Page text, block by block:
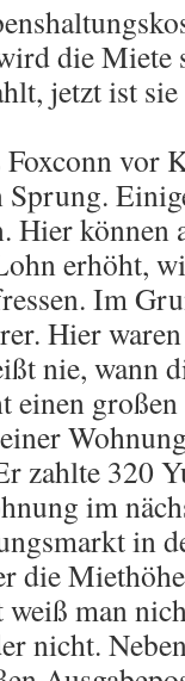
die
jetzt ist
vor
Sprung.
Hier können
erhöht,
Im
Hier
nie, wann
zahlte 320
im
in
die
man
nicht.